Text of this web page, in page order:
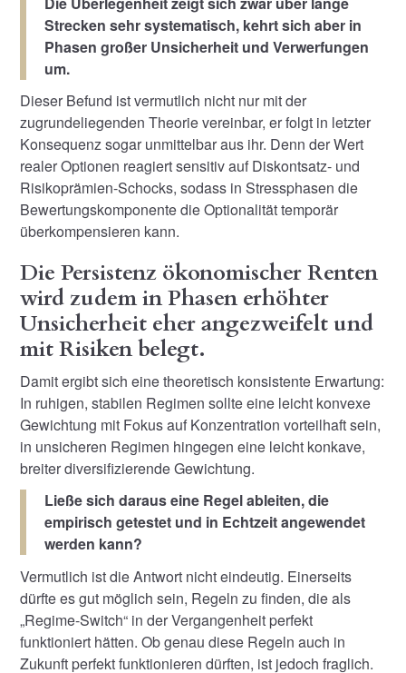
Strecken sehr systematisch, kehrt sich aber in
Phasen großer Unsicherheit und Verwerfungen
um.
Dieser Befund ist vermutlich nicht nur mit der
zugrundeliegenden Theorie vereinbar, er folgt in letzter
Konsequenz sogar unmittelbar aus ihr. Denn der Wert
realer Optionen reagiert sensitiv auf Diskontsatz- und
Risikoprämien-Schocks, sodass in Stressphasen die
Bewertungskomponente die Optionalität temporär
überkompensieren kann.
Die Persistenz ökonomischer Renten
wird zudem in Phasen erhöhter
Unsicherheit eher angezweifelt und
mit Risiken belegt.
Damit ergibt sich eine theoretisch konsistente Erwartung:
In ruhigen, stabilen Regimen sollte eine leicht konvexe
Gewichtung mit Fokus auf Konzentration vorteilhaft sein,
in unsicheren Regimen hingegen eine leicht konkave,
breiter diversifizierende Gewichtung.
Ließe sich daraus eine Regel ableiten, die
empirisch getestet und in Echtzeit angewendet
werden kann?
Vermutlich ist die Antwort nicht eindeutig. Einerseits
dürfte es gut möglich sein, Regeln zu finden, die als
„Regime-Switch“ in der Vergangenheit perfekt
funktioniert hätten. Ob genau diese Regeln auch in
Zukunft perfekt funktionieren dürften, ist jedoch fraglich.